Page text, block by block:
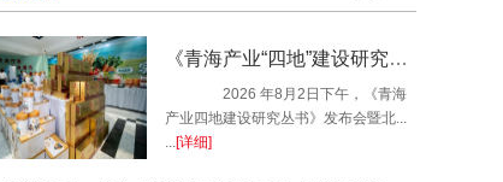
《青海产业“四地”建设研究丛书》发布会暨北京青海人家项目启动仪式在青海西宁隆重举行
2026 年8月2日下午，《青海
产业四地建设研究丛书》发布会暨北...
...[详细]